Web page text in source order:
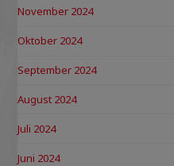
November 2024
Oktober 2024
September 2024
August 2024
Juli 2024
Juni 2024